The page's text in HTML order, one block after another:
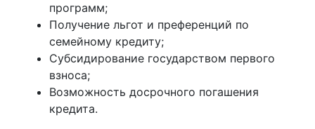
программ;
Получение льгот и преференций по
семейному кредиту;
Субсидирование государством первого
взноса;
Возможность досрочного погашения
кредита.